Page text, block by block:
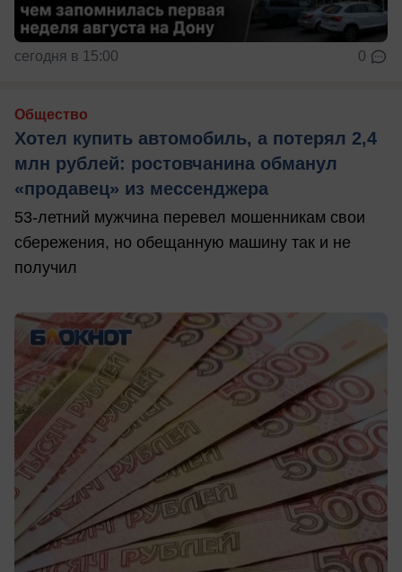
сегодня в 15:00 0
Общество
Хотел купить автомобиль, а потерял 2,4
млн рублей: ростовчанина обманул
«продавец» из мессенджера
53-летний мужчина перевел мошенникам свои
сбережения, но обещанную машину так и не
получил